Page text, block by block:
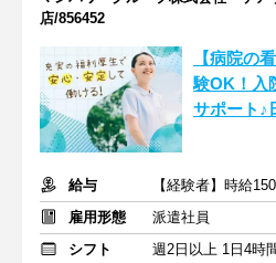
店/856452
【病院の
験OK！入
サポート
給与
雇用形態
派遣社員
シフト
週2日以上 1日4時